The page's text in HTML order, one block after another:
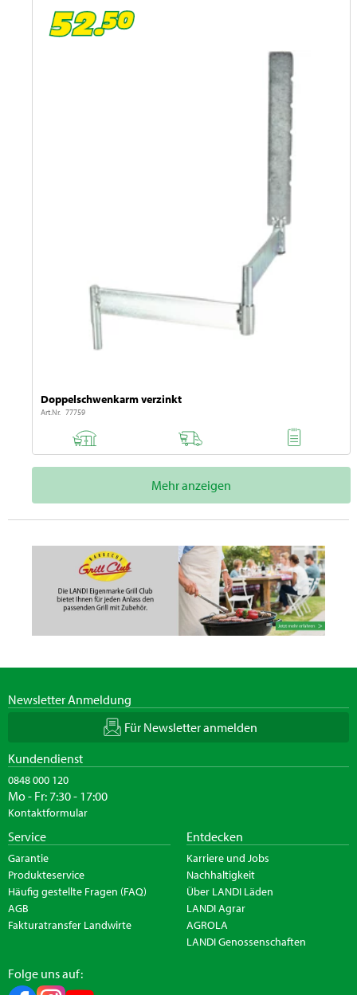
Doppelschwenkarm verzinkt
Art.Nr. 77759
Mehr anzeigen
Newsletter Anmeldung
Für Newsletter anmelden
Kundendienst
0848 000 120
Mo - Fr: 7:30 - 17:00
Kontaktformular
Service
Garantie
Produkteservice
Häufig gestellte Fragen (FAQ)
AGB
Fakturatransfer Landwirte
Entdecken
Karriere und Jobs
Nachhaltigkeit
Über LANDI Läden
LANDI Agrar
AGROLA
LANDI Genossenschaften
Folge uns auf: